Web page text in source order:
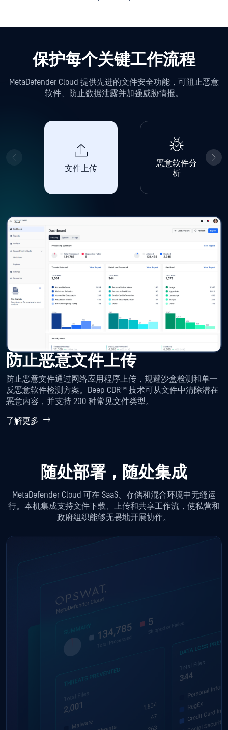
保护每个关键工作流程
MetaDefender Cloud 提供先进的文件安全功能，可阻止恶意
软件、防止数据泄露并加强威胁情报。
文件上传
恶意软件分
析
防止恶意文件上传
防止恶意文件通过网络应用程序上传，规避沙盒检测和单一
反恶意软件检测方案。Deep CDR™ 技术可从文件中清除潜在
恶意内容，并支持 200 种常见文件类型。
了解更多
随处部署，随处集成
MetaDefender Cloud 可在 SaaS、存储和混合环境中无缝运
行。本机集成支持文件下载、上传和共享工作流，使私营和
政府组织能够无畏地开展协作。